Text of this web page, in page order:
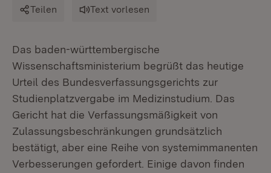
Teilen Text vorlesen
Das baden-württembergische
Wissenschaftsministerium begrüßt das heutige
Urteil des Bundesverfassungsgerichts zur
Studienplatzvergabe im Medizinstudium. Das
Gericht hat die Verfassungsmäßigkeit von
Zulassungsbeschränkungen grundsätzlich
bestätigt, aber eine Reihe von systemimmanenten
Verbesserungen gefordert. Einige davon finden